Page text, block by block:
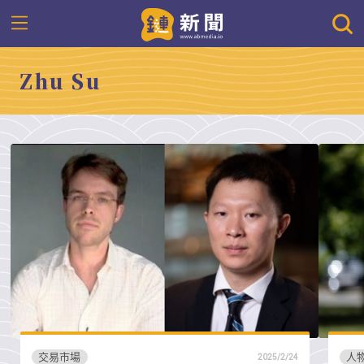
Zhu Su
交易市場 2025/2/24 人